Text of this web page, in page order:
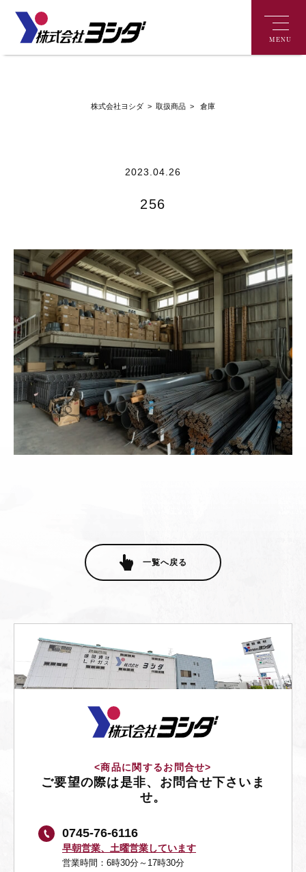
MENU
株式会社ヨシダ > 取扱商品 > 倉庫
2023.04.26
256
一覧へ戻る
<商品に関するお問合せ>
ご要望の際は是非、お問合せ下さいま
せ。
0745-76-6116
早朝営業、土曜営業しています
営業時間：6時30分～17時30分